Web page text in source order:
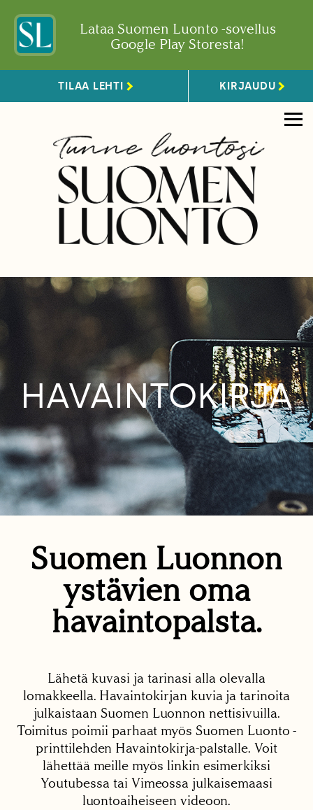
Lataa Suomen Luonto -sovellus
Google Play Storesta!
TILAA LEHTI KIRJAUDU
HAVAINTOKIRJA
Suomen Luonnon
ystävien oma
havaintopalsta.
Lähetä kuvasi ja tarinasi alla olevalla
lomakkeella. Havaintokirjan kuvia ja tarinoita
julkaistaan Suomen Luonnon nettisivuilla.
Toimitus poimii parhaat myös Suomen Luonto -
printtilehden Havaintokirja-palstalle. Voit
lähettää meille myös linkin esimerkiksi
Youtubessa tai Vimeossa julkaisemaasi
luontoaiheiseen videoon.